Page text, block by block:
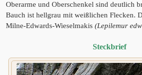
Oberarme und Oberschenkel sind deutlich
Bauch ist hellgrau mit weißlichen Flecken.
Milne-Edwards-Wieselmakis (Lepilemur
Steckbrief